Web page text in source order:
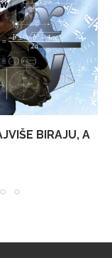
BIRAJU, A